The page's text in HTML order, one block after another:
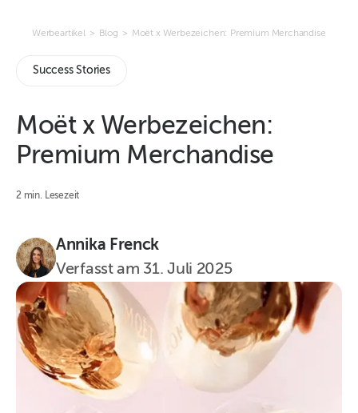
Werbeartikel > Blog > Moët x Werbezeichen: Premium Merchandise
Success Stories
Moët x Werbezeichen:
Premium Merchandise
2 min. Lesezeit
Annika Frenck
Verfasst am 31. Juli 2025